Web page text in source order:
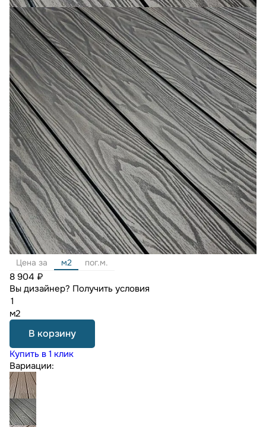
Цена за м2 пог.м.
8 904 ₽
Вы дизайнер? Получить условия
м2
В корзину
Купить в 1 клик
Вариации: